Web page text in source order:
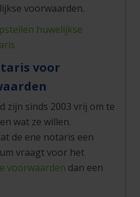
voorwaarden.
huwelijkse
voor
zijn sinds 2003 vrij om te
wat ze willen.
de ene notaris een
vraagt voor het
voorwaarden dan een